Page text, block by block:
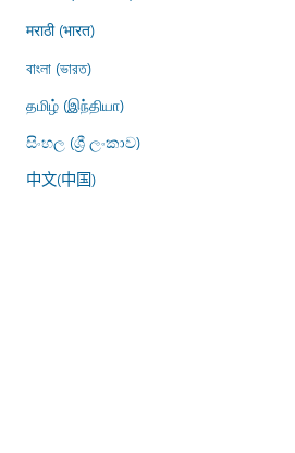
मराठी (भारत)
বাংলা (ভারত)
தமிழ் (இந்தியா)
සිංහල (ශ්‍රී ලංකාව)
中文(中国)